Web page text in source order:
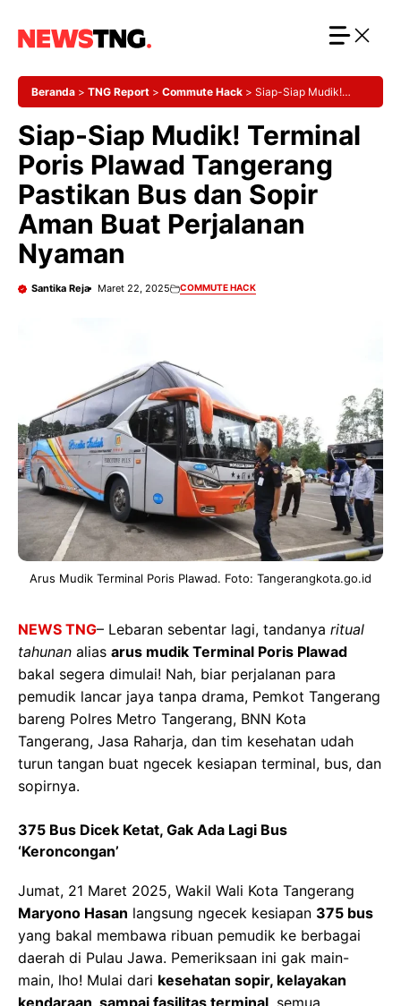
Beranda > TNG Report > Commute Hack > Siap-Siap Mudik!
Buat Perjalanan Nyaman
Siap-Siap Mudik! Terminal
Poris Plawad Tangerang
Pastikan Bus dan Sopir
Aman Buat Perjalanan
Nyaman
Santika Reja Maret 22, 2025 COMMUTE HACK
Arus Mudik Terminal Poris Plawad. Foto: Tangerangkota.go.id
NEWS TNG– Lebaran sebentar lagi, tandanya ritual
tahunan alias arus mudik Terminal Poris Plawad
bakal segera dimulai! Nah, biar perjalanan para
pemudik lancar jaya tanpa drama, Pemkot Tangerang
bareng Polres Metro Tangerang, BNN Kota
Tangerang, Jasa Raharja, dan tim kesehatan udah
turun tangan buat ngecek kesiapan terminal, bus, dan
sopirnya.
375 Bus Dicek Ketat, Gak Ada Lagi Bus
‘Keroncongan’
Jumat, 21 Maret 2025, Wakil Wali Kota Tangerang
Maryono Hasan langsung ngecek kesiapan 375 bus
yang bakal membawa ribuan pemudik ke berbagai
daerah di Pulau Jawa. Pemeriksaan ini gak main-
main, lho! Mulai dari kesehatan sopir, kelayakan
kendaraan, sampai fasilitas terminal, semua